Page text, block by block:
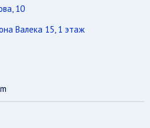
10
Валека 15, 1 этаж